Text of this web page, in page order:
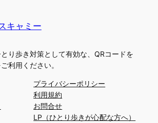
キャミー
り歩き対策として有効な、QRコードを
利用ください。
プライバシーポリシー
利用規約
お問合せ
LP（ひとり歩きが心配な方へ）